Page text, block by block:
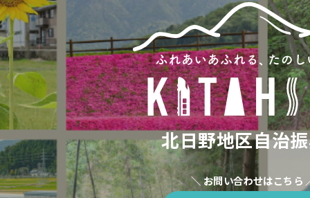
北日野地区自治
＼ お問い合わせはこちら